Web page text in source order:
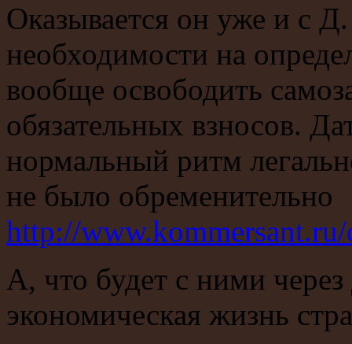
Оказывается он уже и с
необходимости на
вообще освободить
обязательных взносов.
нормальный ритм
не было обременительно
http://
А, что будет с ними через
экономическая жизнь